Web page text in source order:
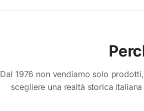
Dal 1976 non vendiamo solo
scegliere una realtà storica